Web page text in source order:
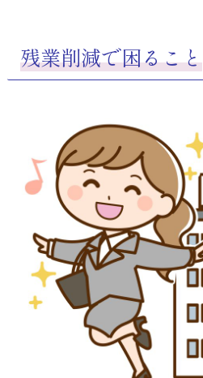
残業削減で困ること